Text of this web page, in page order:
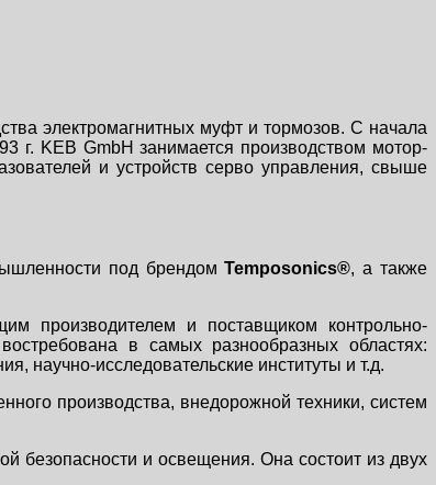
электромагнитных муфт и тормозов. С начала
г. KEB GmbH занимается производством мотор-
и устройств серво управления, свыше
под брендомTemposonics®, а также
производителем и поставщиком контрольно-
востребована в самых разнообразных областях:
научно-исследовательские институты и т.д.
производства, внедорожной техники, систем
безопасности и освещения. Она состоит из двух